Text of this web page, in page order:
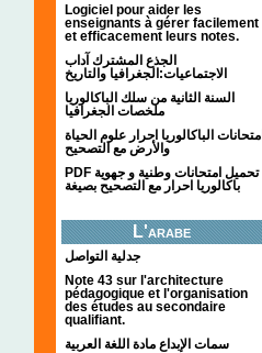
Logiciel pour aider les
enseignants à gérer facilement
et efficacement leurs notes.
الجذع المشترك آداب
الاجتماعيات:الجغرافيا والتاريخ
السنة الثانية من سلك الباكالوريا
ملخصات الجغرافيا
امتحانات الباكالوريا احرار علوم الحياة
والأرض مع التصحيح
PDF تحميل امتحانات وطنية و جهوية
باكالوريا احرار مع التصحيح بصيغة
L'arabe
جدلية التواصل
Note 43 sur l'architecture
pédagogique et l'organisation
des études au secondaire
qualifiant.
سمات الإبداع مادة اللغة العربية